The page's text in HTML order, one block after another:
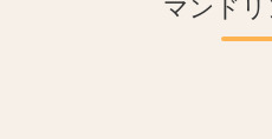
マンド